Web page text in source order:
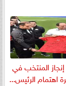
المنتخب في
اهتمام الرئيس...